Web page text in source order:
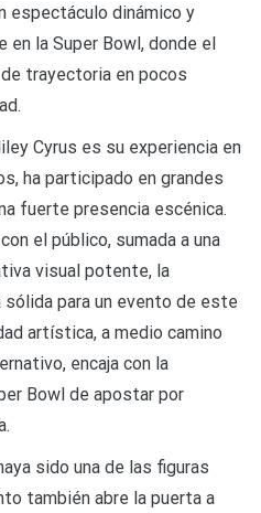
espectáculo dinámico y
la Super Bowl, donde el
trayectoria en pocos
Cyrus es su experiencia en
ha participado en grandes
fuerte presencia escénica.
el público, sumada a una
visual potente, la
para un evento de este
artística, a medio camino
encaja con la
Bowl de apostar por
sido una de las figuras
también abre la puerta a